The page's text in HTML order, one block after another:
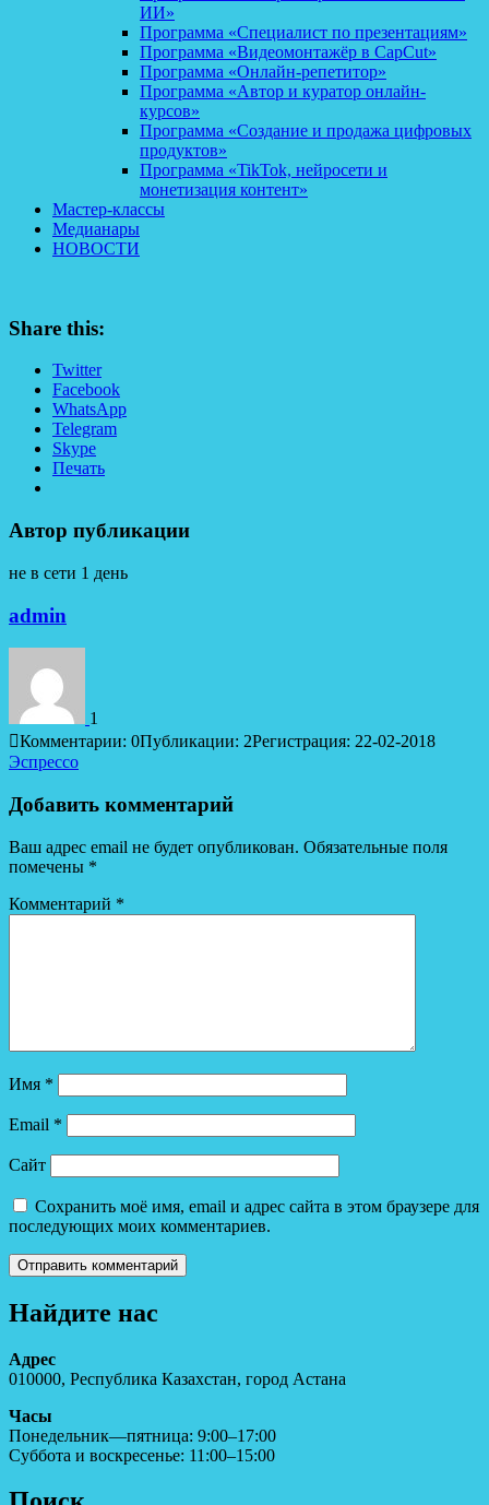
ИИ»
Программа «Специалист по презентациям»
Программа «Видеомонтажёр в CapCut»
Программа «Онлайн-репетитор»
Программа «Автор и куратор онлайн-
курсов»
Программа «Создание и продажа цифровых
продуктов»
Программа «TikTok, нейросети и
монетизация контент»
Мастер-классы
Медианары
НОВОСТИ
Share this:
Twitter
Facebook
WhatsApp
Telegram
Skype
Печать
Автор публикации
не в сети 1 день
admin
1
Комментарии: 0Публикации: 2Регистрация: 22-02-2018
Навигация
по
записям
Эспрессо
Добавить комментарий
Ваш адрес email не будет опубликован. Обязательные поля
помечены *
Комментарий *
Имя *
Email *
Сайт
Сохранить моё имя, email и адрес сайта в этом браузере для
последующих моих комментариев.
Найдите нас
Адрес
010000, Республика Казахстан, город Астана
Часы
Понедельник—пятница: 9:00–17:00
Суббота и воскресенье: 11:00–15:00